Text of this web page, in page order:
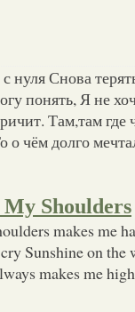
нуля Снова
понять, Я не
Там,там
о чём долго
My Shoulders
makes me
Sunshine on
makes me